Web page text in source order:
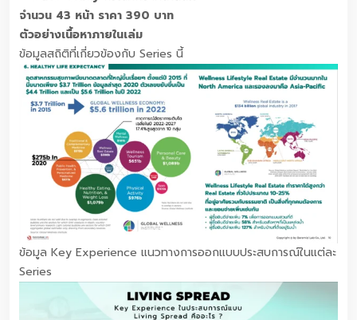
จำนวน 43 หน้า ราคา 390 บาท
ตัวอย่างเนื้อหาภายในเล่ม
ข้อมูลสถิติที่เกี่ยวข้องกับ Series นี้
ข้อมูล Key Experience แนวทางการออกแบบประสบการณ์ในแต่ละ
Series